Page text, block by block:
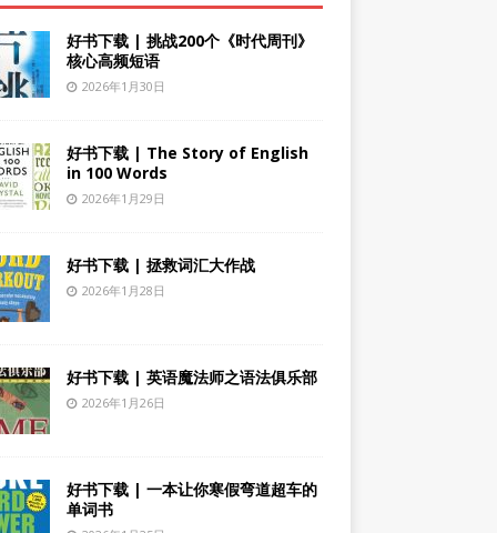
好书下载 | 挑战200个《时代周刊》
核心高频短语
2026年1月30日
好书下载 | The Story of English
in 100 Words
2026年1月29日
好书下载 | 拯救词汇大作战
2026年1月28日
好书下载 | 英语魔法师之语法俱乐部
2026年1月26日
好书下载 | 一本让你寒假弯道超车的
单词书